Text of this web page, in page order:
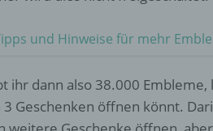
und Hinweise für mehr
ihr dann also 38.000
3 Geschenken öffnen könnt.
zu bewerten, insbesondere, um
Zuverlässigkeit, Verhalten,
f) Pseudonymisierung